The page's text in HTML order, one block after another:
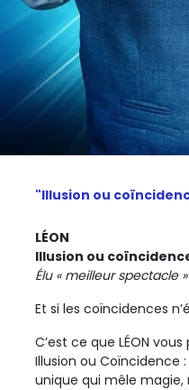
"Illusion ou
LÉON
Illusion ou
Élu « meilleur spectacle
Et si les coïncidences
C’est ce que LÉON
Illusion ou Coïncidence
unique qui mêle